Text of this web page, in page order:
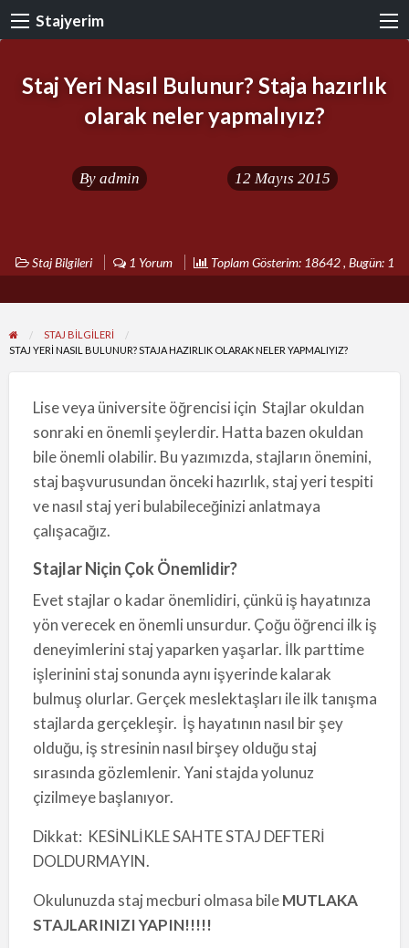
Stajyerim
Staj Yeri Nasıl Bulunur? Staja hazırlık
olarak neler yapmalıyız?
By admin 12 Mayıs 2015
Staj Bilgileri 1 Yorum Toplam Gösterim: 18642 , Bugün: 1
STAJ BILGILERI
STAJ YERI NASIL BULUNUR? STAJA HAZIRLIK OLARAK NELER YAPMALIYIZ?
Lise veya üniversite öğrencisi için Stajlar okuldan
sonraki en önemli şeylerdir. Hatta bazen okuldan
bile önemli olabilir. Bu yazımızda, stajların önemini,
staj başvurusundan önceki hazırlık, staj yeri tespiti
ve nasıl staj yeri bulabileceğinizi anlatmaya
çalışacağız.
Stajlar Niçin Çok Önemlidir?
Evet stajlar o kadar önemlidiri, çünkü iş hayatınıza
yön verecek en önemli unsurdur. Çoğu öğrenci ilk iş
deneyimlerini staj yaparken yaşarlar. İlk parttime
işlerinini staj sonunda aynı işyerinde kalarak
bulmuş olurlar. Gerçek meslektaşları ile ilk tanışma
stajlarda gerçekleşir. İş hayatının nasıl bir şey
olduğu, iş stresinin nasıl birşey olduğu staj
sırasında gözlemlenir. Yani stajda yolunuz
çizilmeye başlanıyor.
Dikkat: KESİNLİKLE SAHTE STAJ DEFTERİ
DOLDURMAYIN.
Okulunuzda staj mecburi olmasa bileMUTLAKA
STAJLARINIZI YAPIN!!!!!